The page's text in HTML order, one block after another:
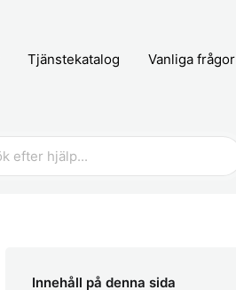
Tjänstekatalog Vanliga frågor
Innehåll på denna sida